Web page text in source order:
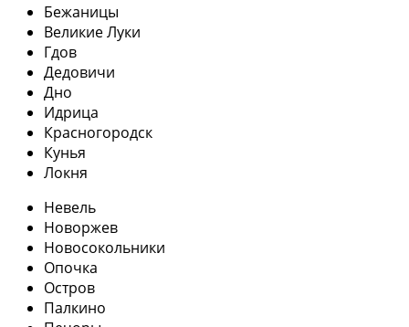
Бежаницы
Великие Луки
Гдов
Дедовичи
Дно
Идрица
Красногородск
Кунья
Локня
Невель
Новоржев
Новосокольники
Опочка
Остров
Палкино